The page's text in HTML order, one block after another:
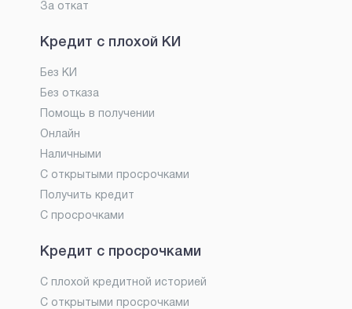
За откат
Кредит с плохой КИ
Без КИ
Без отказа
Помощь в получении
Онлайн
Наличными
С открытыми просрочками
Получить кредит
С просрочками
Кредит с просрочками
С плохой кредитной историей
С открытыми просрочками